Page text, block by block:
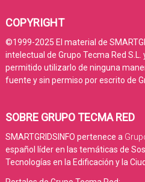
COPYRIGHT
©1999-2025 El material de
intelectual de Grupo Tecma Red
permitido utilizarlo de ninguna
fuente y sin permiso por escrito de
SOBRE GRUPO TECMA RED
SMARTGRIDSINFO pertenece a
español líder en las temáticas de
Tecnologías en la Edificación y la